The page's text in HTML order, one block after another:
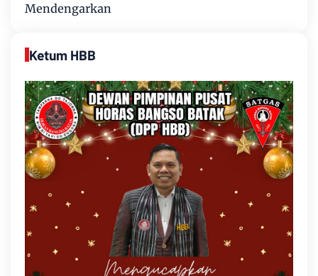
Mendengarkan
Ketum HBB